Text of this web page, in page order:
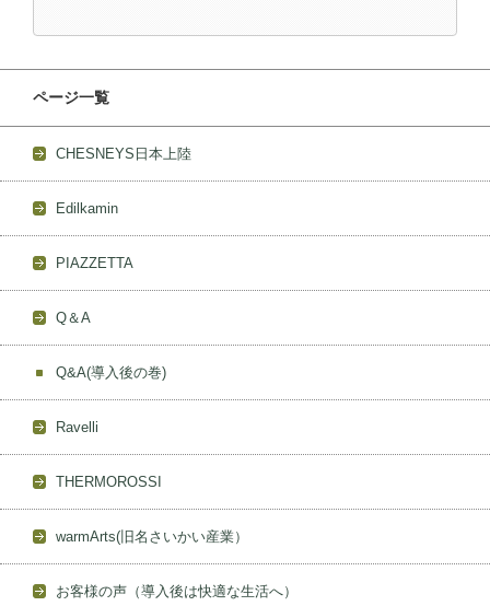
ページ一覧
CHESNEYS日本上陸
Edilkamin
PIAZZETTA
Q＆A
Q&A(導入後の巻)
Ravelli
THERMOROSSI
warmArts(旧名さいかい産業）
お客様の声（導入後は快適な生活へ）